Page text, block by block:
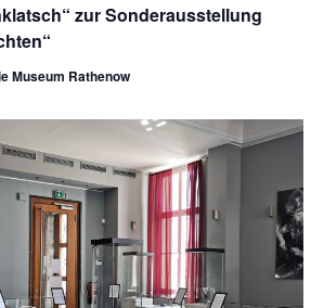
zur Sonderausstellung
Museum Rathenow